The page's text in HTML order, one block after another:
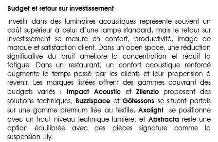
Budget et retour sur investissement
Investir dans des luminaires acoustiques représente souvent un
coût supérieur à celui d’une lampe standard, mais le retour sur
investissement se mesure en confort, productivité, image de
marque et satisfaction client. Dans un open space, une réduction
significative du bruit améliore la concentration et réduit la
fatigue. Dans un restaurant, un confort acoustique renforcé
augmente le temps passé par les clients et leur propension à
revenir. Les marques listées offrent des gammes couvrant des
budgets variés : Impact Acoustic et Zilenzio proposent des
solutions techniques,Buzzispace et Götessonsse situent parfois
sur une gamme premium liée au textile, Axolight
se positionne
avec un haut niveau technique lumière, et Abstracta reste une
option équilibrée avec des pièces signature comme la
suspension Lily.